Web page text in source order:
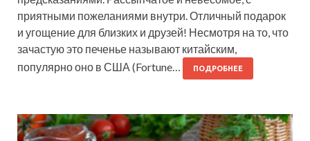
приятными пожеланиями внутри. Отличный подарок
и угощение для близких и друзей! Несмотря на то, что
зачастую это печенье называют китайским,
популярно оно в США (Fortune…
ПОДРОБНЕЕ